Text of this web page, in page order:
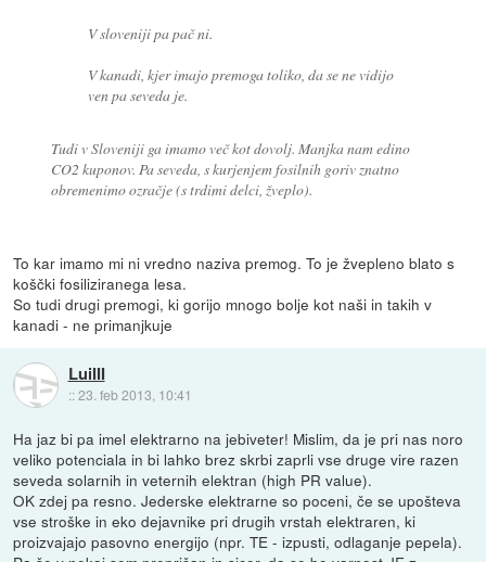
V sloveniji pa pač ni.
V kanadi, kjer imajo premoga toliko, da se ne vidijo
ven pa seveda je.
Tudi v Sloveniji ga imamo več kot dovolj. Manjka nam edino
CO2 kuponov. Pa seveda, s kurjenjem fosilnih goriv znatno
obremenimo ozračje (s trdimi delci, žveplo).
To kar imamo mi ni vredno naziva premog. To je žvepleno blato s
koščki fosiliziranega lesa.
So tudi drugi premogi, ki gorijo mnogo bolje kot naši in takih v
kanadi - ne primanjkuje
LuiIII
::23. feb 2013, 10:41
Ha jaz bi pa imel elektrarno na jebiveter! Mislim, da je pri nas noro
veliko potenciala in bi lahko brez skrbi zaprli vse druge vire razen
seveda solarnih in veternih elektran (high PR value).
OK zdej pa resno. Jederske elektrarne so poceni, če se upošteva
vse stroške in eko dejavnike pri drugih vrstah elektraren, ki
proizvajajo pasovno energijo (npr. TE - izpusti, odlaganje pepela).